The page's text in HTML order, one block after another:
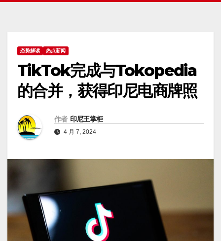
态势解读 热点新闻
TikTok完成与Tokopedia
的合并，获得印尼电商牌照
作者 印尼王掌柜
4 月 7, 2024